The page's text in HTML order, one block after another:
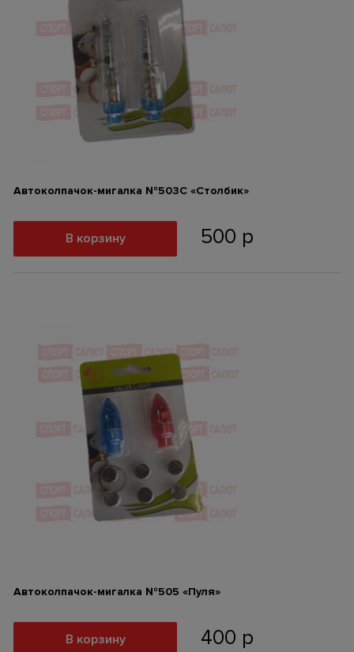
Автоколпачок-мигалка №503С «Столбик»
500 р
В корзину
Автоколпачок-мигалка №505 «Пуля»
400 р
В корзину